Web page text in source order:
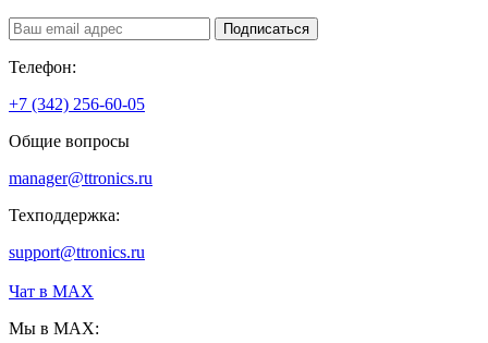
Подписаться
Телефон:
+7 (342) 256-60-05
Общие вопросы
manager@ttronics.ru
Техподдержка:
support@ttronics.ru
Чат в МАХ
Мы в MAX: